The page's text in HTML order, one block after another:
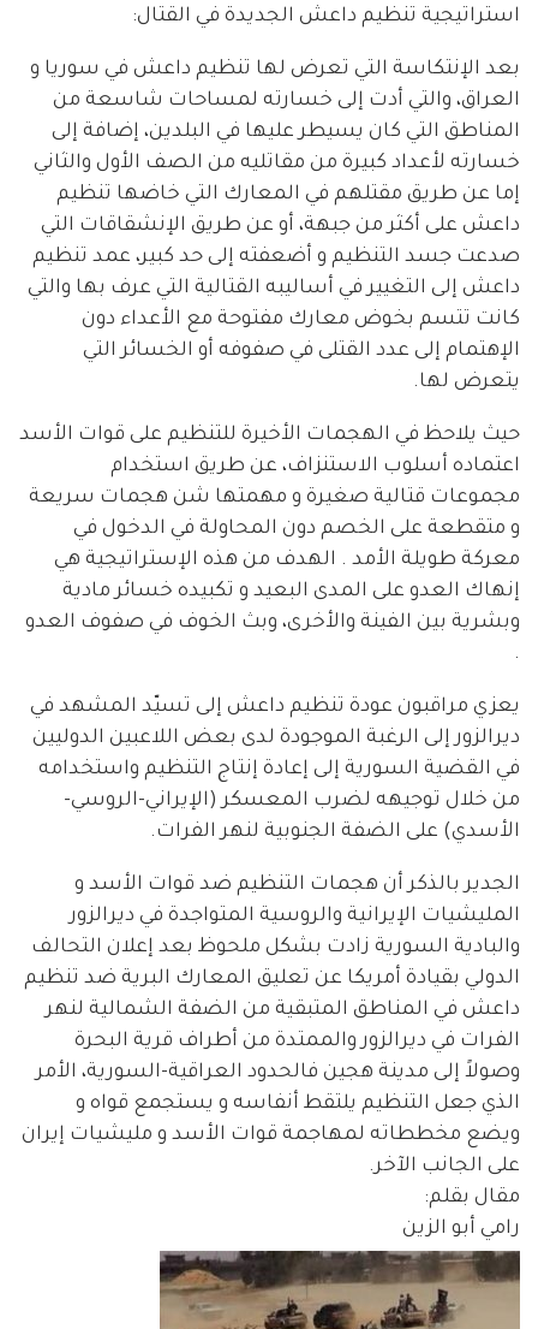
استراتيجية تنظيم داعش الجديدة في القتال:
بعد الإنتكاسة التي تعرض لها تنظيم داعش في سوريا و
العراق، والتي أدت إلى خسارته لمساحات شاسعة من
المناطق التي كان يسيطر عليها في البلدين، إضافة إلى
خسارته لأعداد كبيرة من مقاتليه من الصف الأول والثاني
إما عن طريق مقتلهم في المعارك التي خاضها تنظيم
داعش على أكثر من جبهة، أو عن طريق الإنشقاقات التي
صدعت جسد التنظيم و أضعفته إلى حد كبير، عمد تنظيم
داعش إلى التغيير في أساليبه القتالية التي عرف بها والتي
كانت تتسم بخوض معارك مفتوحة مع الأعداء دون
الإهتمام إلى عدد القتلى في صفوفه أو الخسائر التي
يتعرض لها.
حيث يلاحظ في الهجمات الأخيرة للتنظيم على قوات الأسد
اعتماده أسلوب الاستنزاف، عن طريق استخدام
مجموعات قتالية صغيرة و مهمتها شن هجمات سريعة
و متقطعة على الخصم دون المحاولة في الدخول في
معركة طويلة الأمد . الهدف من هذه الإستراتيجية هي
إنهاك العدو على المدى البعيد و تكبيده خسائر مادية
وبشرية بين الفينة والأخرى، وبث الخوف في صفوف العدو
.
يعزي مراقبون عودة تنظيم داعش إلى تسيّد المشهد في
ديرالزور إلى الرغبة الموجودة لدى بعض اللاعبين الدوليين
في القضية السورية إلى إعادة إنتاج التنظيم واستخدامه
من خلال توجيهه لضرب المعسكر (الإيراني-الروسي-
الأسدي) على الضفة الجنوبية لنهر الفرات.
الجدير بالذكر أن هجمات التنظيم ضد قوات الأسد و
المليشيات الإيرانية والروسية المتواجدة في ديرالزور
والبادية السورية زادت بشكل ملحوظ بعد إعلان التحالف
الدولي بقيادة أمريكا عن تعليق المعارك البرية ضد تنظيم
داعش في المناطق المتبقية من الضفة الشمالية لنهر
الفرات في ديرالزور والممتدة من أطراف قرية البحرة
وصولاً إلى مدينة هجين فالحدود العراقية-السورية، الأمر
الذي جعل التنظيم يلتقط أنفاسه و يستجمع قواه و
ويضع مخططاته لمهاجمة قوات الأسد و مليشيات إيران
على الجانب الآخر.
مقال بقلم:
رامي أبو الزين